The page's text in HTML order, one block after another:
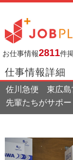
お仕事情報2811件
仕事情報詳細
佐川急便 東広島
先輩たちがサポ